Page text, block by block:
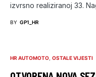
izvrsno realiziranoj 33.
BY GP1_HR
HR AUTOMOTO OSTALE VIJESTI